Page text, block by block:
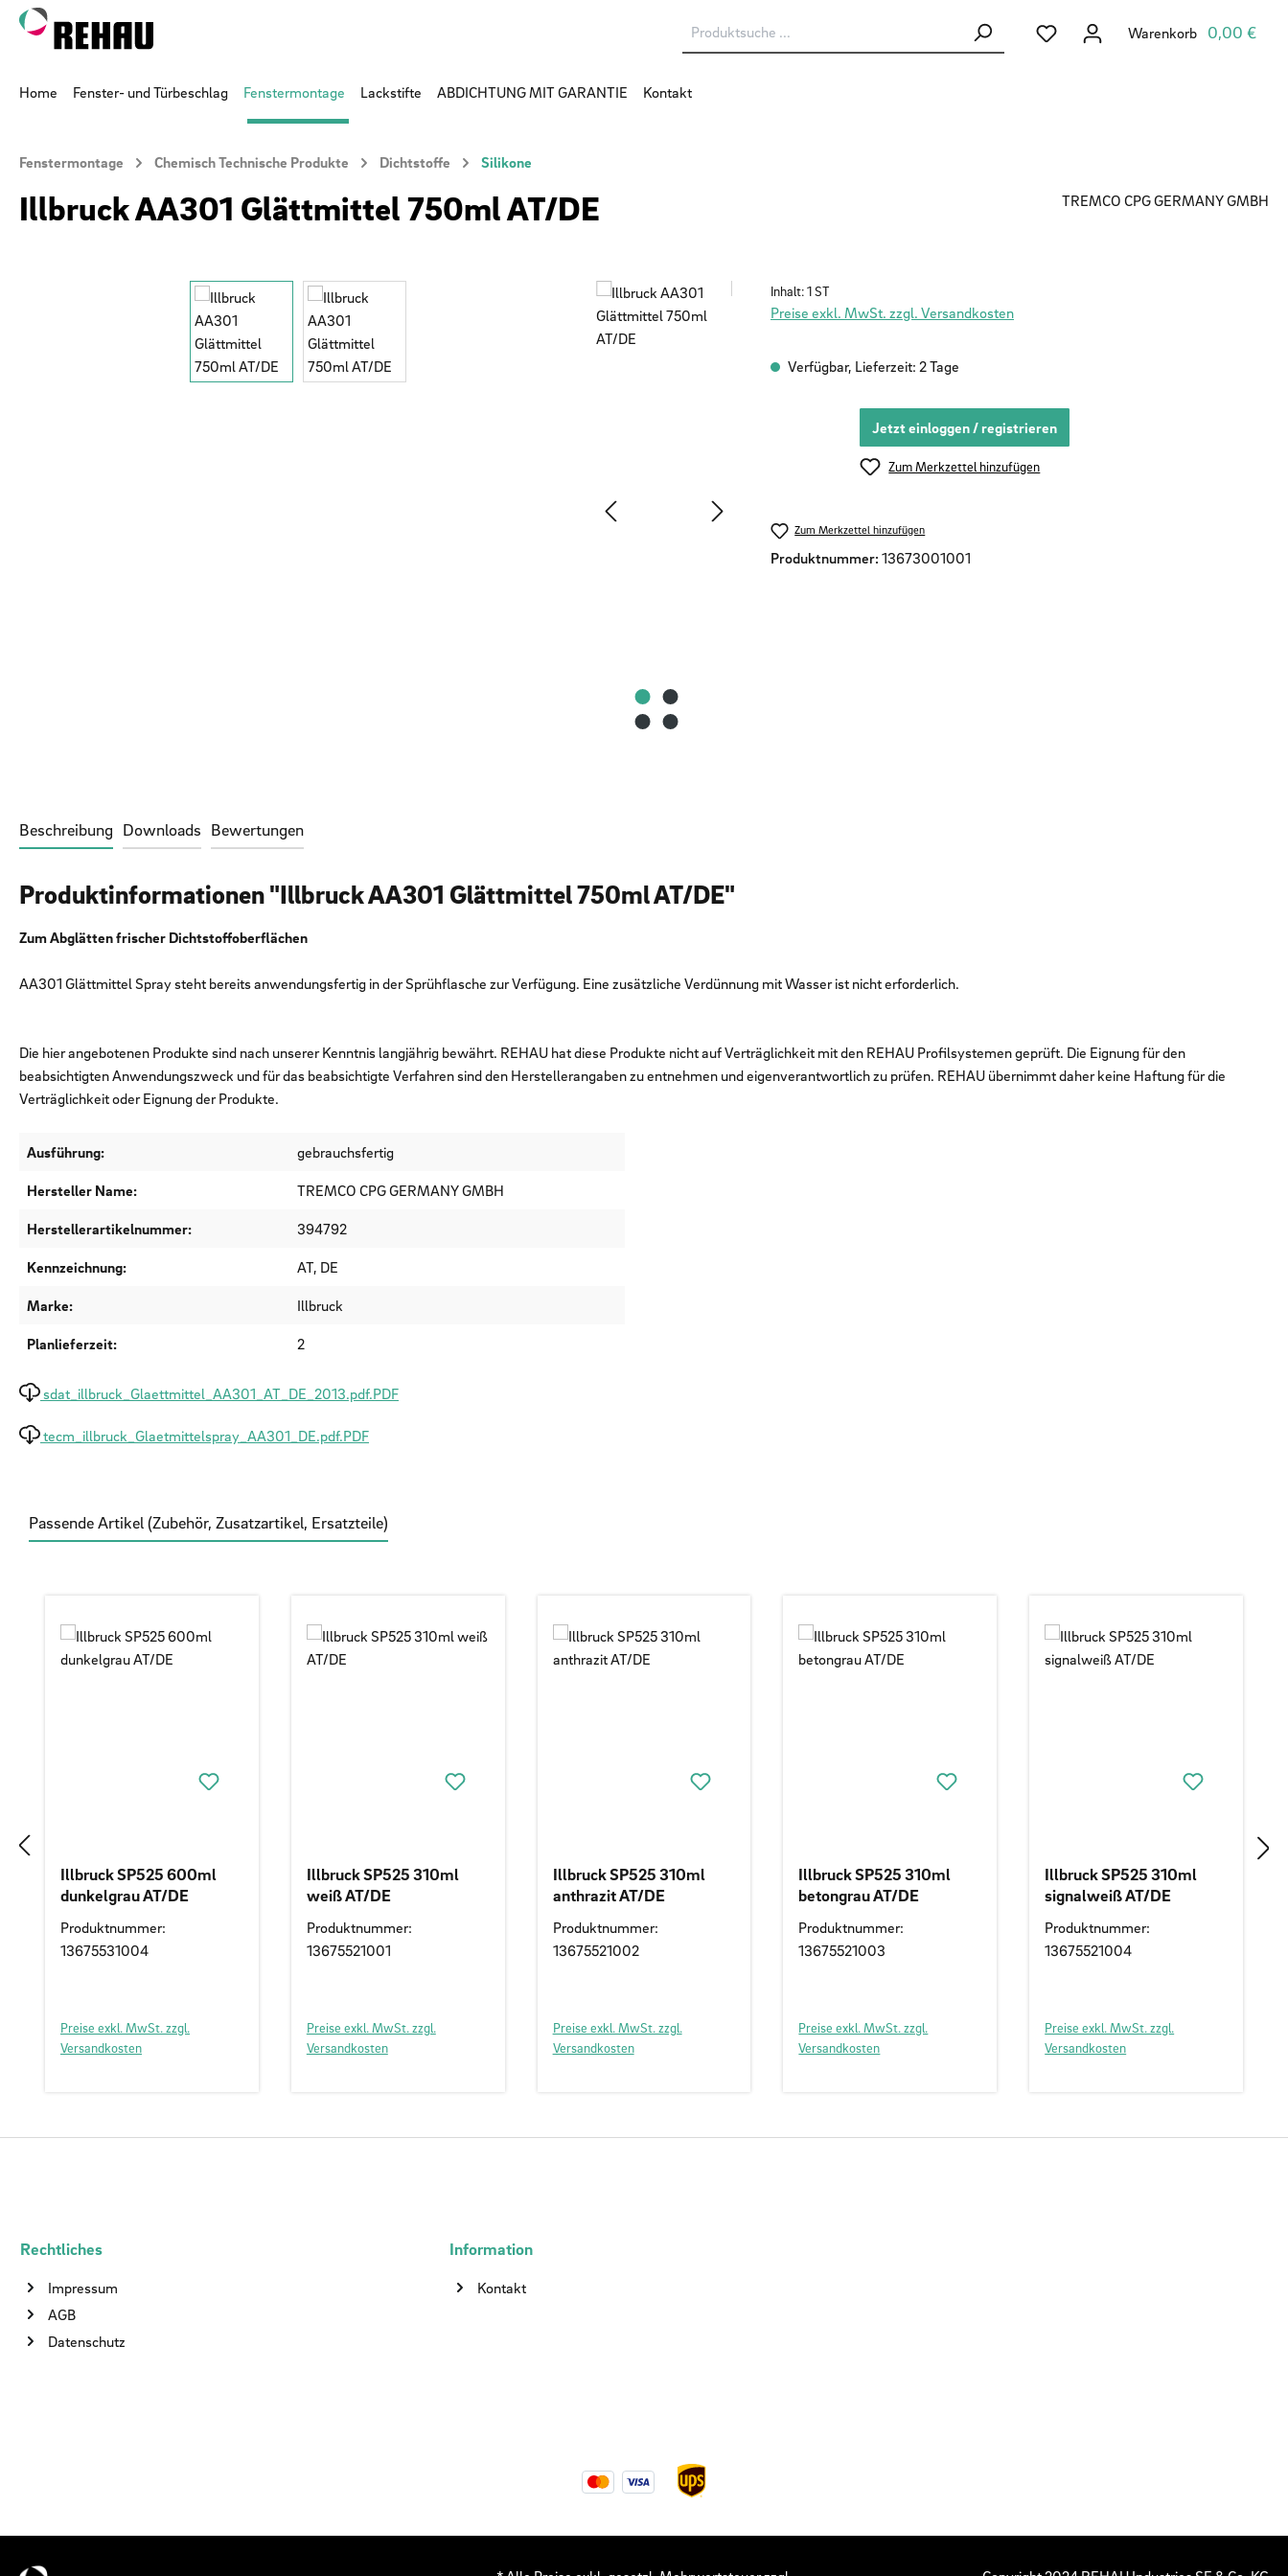
Hauptinhalt springen
Zur Suche springen
Zur Hauptnavigation springen
Du hast 0 Produkte auf dem
Warenkorb 0,00 €
Home Fenster- und Türbeschlag Fenstermontage Lackstifte ABDICHTUNG MIT GARANTIE Kontakt
Fenstermontage Chemisch Technische Produkte Dichtstoffe Silikone
Illbruck AA301 Glättmittel 750ml AT/DE TREMCO CPG GERMANY GMBH
Inhalt:1 ST
Preise exkl. MwSt. zzgl. Versandkosten
Verfügbar, Lieferzeit: 2 Tage
Jetzt einloggen / registrieren
Zum Merkzettel hinzufügen
Zum Merkzettel hinzufügen
Produktnummer: 13673001001
Beschreibung Downloads Bewertungen
Produktinformationen "Illbruck AA301 Glättmittel 750ml AT/DE"
Zum Abglätten frischer Dichtstoffoberflächen
AA301 Glättmittel Spray steht bereits anwendungsfertig in der Sprühflasche zur Verfügung. Eine zusätzliche Verdünnung mit Wasser ist nicht erforderlich.
Die hier angebotenen Produkte sind nach unserer Kenntnis langjährig bewährt. REHAU hat diese Produkte nicht auf Verträglichkeit mit den REHAU Profilsystemen geprüft. Die Eignung für den
beabsichtigten Anwendungszweck und für das beabsichtigte Verfahren sind den Herstellerangaben zu entnehmen und eigenverantwortlich zu prüfen. REHAU übernimmt daher keine Haftung für die
Verträglichkeit oder Eignung der Produkte.
Ausführung:
gebrauchsfertig
Hersteller Name:
TREMCO CPG GERMANY GMBH
Herstellerartikelnummer:
394792
Kennzeichnung:
AT, DE
Marke:
Illbruck
Planlieferzeit:
2
sdat_illbruck_Glaettmittel_AA301_AT_DE_2013.pdf.PDF
tecm_illbruck_Glaetmittelspray_AA301_DE.pdf.PDF
Passende Artikel (Zubehör, Zusatzartikel, Ersatzteile)
Illbruck SP525 600ml
dunkelgrau AT/DE
Produktnummer:
13675531004
Preise exkl. MwSt. zzgl.
Versandkosten
Illbruck SP525 310ml
weiß AT/DE
Produktnummer:
13675521001
Preise exkl. MwSt. zzgl.
Versandkosten
Illbruck SP525 310ml
anthrazit AT/DE
Produktnummer:
13675521002
Preise exkl. MwSt. zzgl.
Versandkosten
Illbruck SP525 310ml
betongrau AT/DE
Produktnummer:
13675521003
Preise exkl. MwSt. zzgl.
Versandkosten
Illbruck SP525 310ml
signalweiß AT/DE
Produktnummer:
13675521004
Preise exkl. MwSt. zzgl.
Versandkosten
Rechtliches
Impressum
AGB
Datenschutz
Information
Kontakt